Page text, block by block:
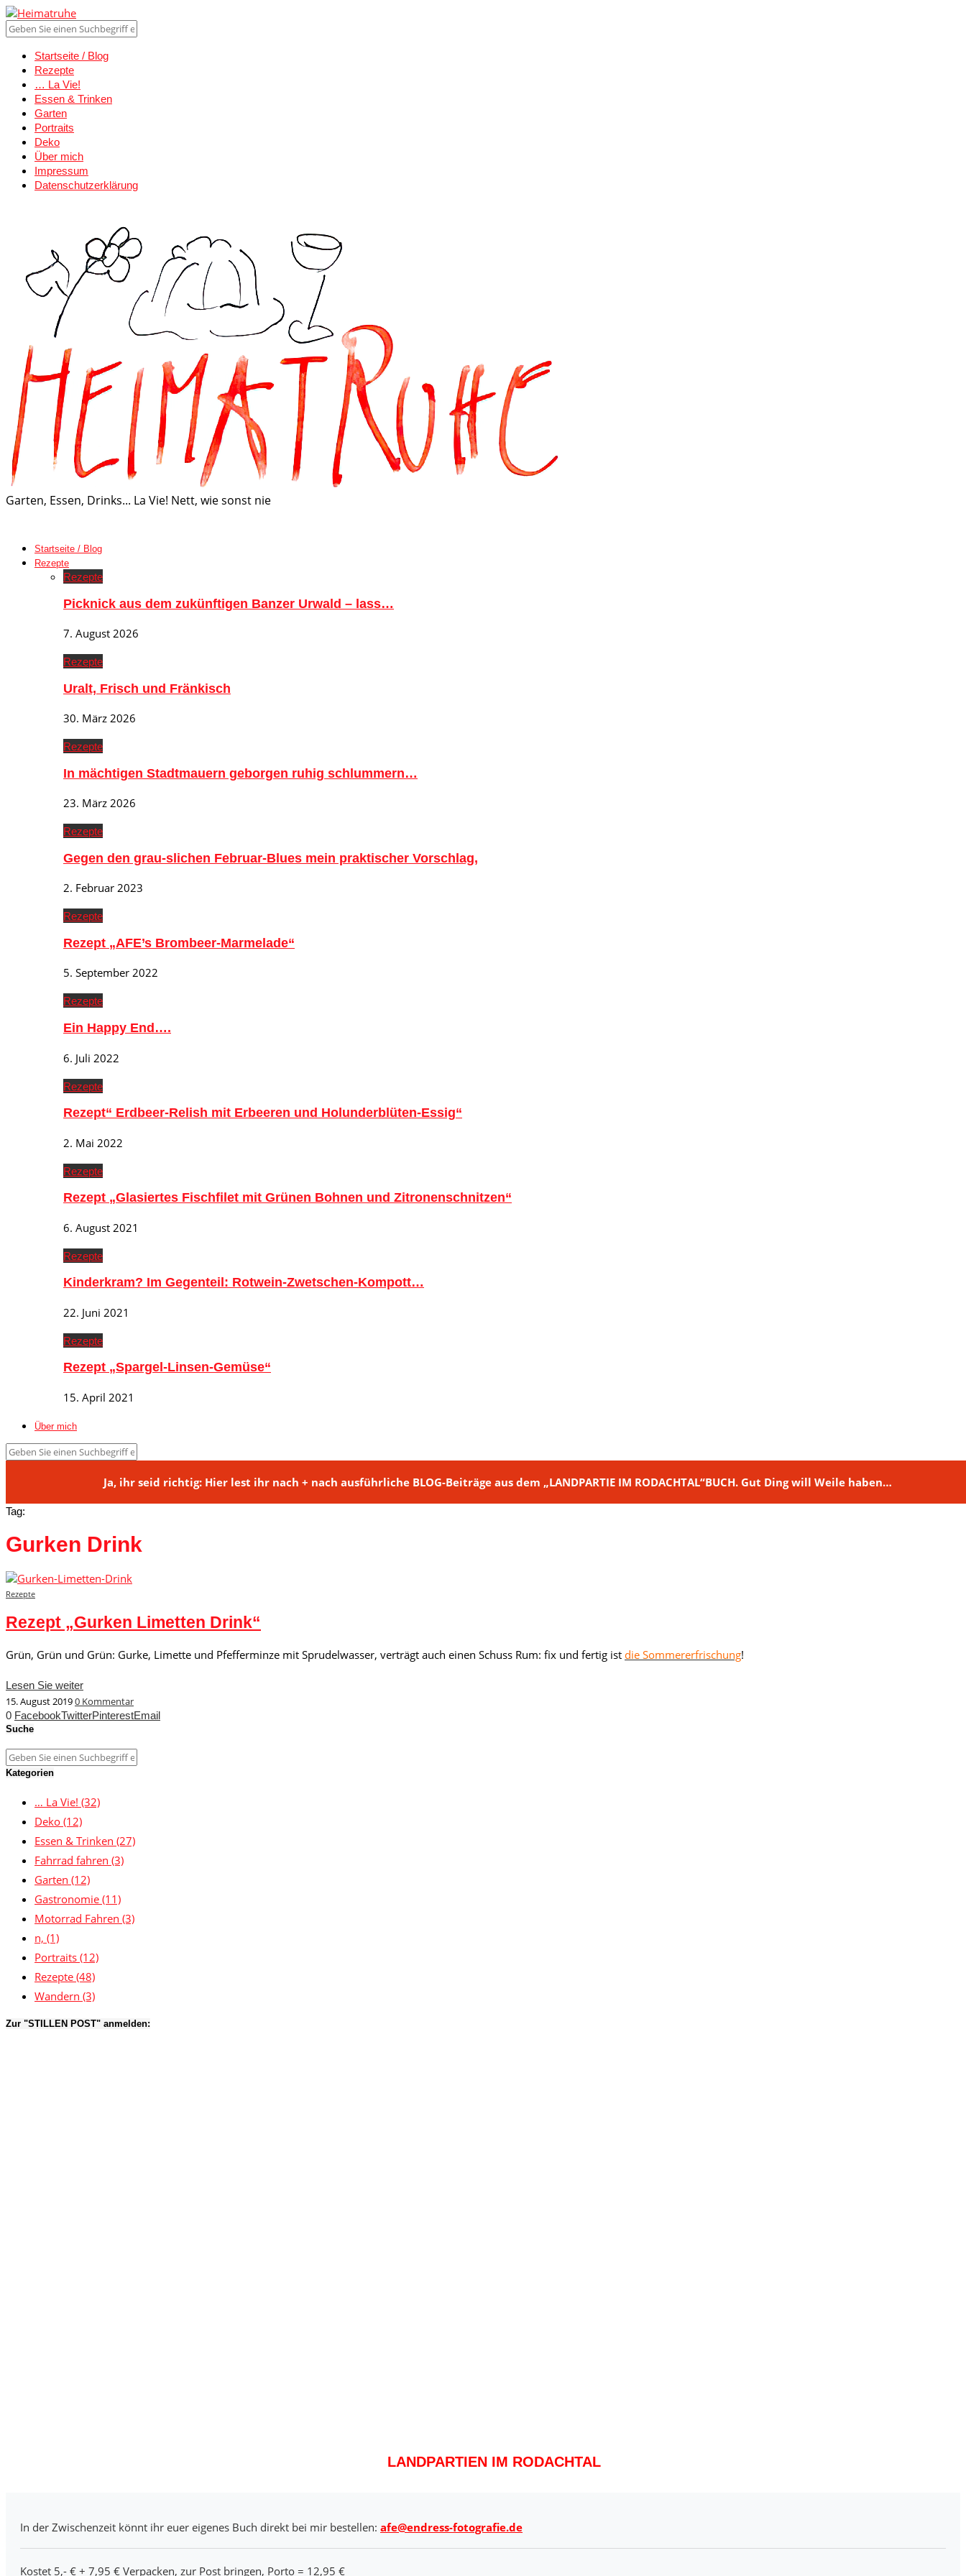
Startseite / Blog
Rezepte
… La Vie!
Essen & Trinken
Garten
Portraits
Deko
Über mich
Impressum
Datenschutzerklärung
Garten, Essen, Drinks... La Vie! Nett, wie sonst nie
Startseite / Blog
Rezepte
Rezepte
Picknick aus dem zukünftigen Banzer Urwald – lass…
7. August 2026
Rezepte
Uralt, Frisch und Fränkisch
30. März 2026
Rezepte
In mächtigen Stadtmauern geborgen ruhig schlummern…
23. März 2026
Rezepte
Gegen den grau-slichen Februar-Blues mein praktischer Vorschlag,
2. Februar 2023
Rezepte
Rezept „AFE’s Brombeer-Marmelade“
5. September 2022
Rezepte
Ein Happy End….
6. Juli 2022
Rezepte
Rezept“ Erdbeer-Relish mit Erbeeren und Holunderblüten-Essig“
2. Mai 2022
Rezepte
Rezept „Glasiertes Fischfilet mit Grünen Bohnen und Zitronenschnitzen“
6. August 2021
Rezepte
Kinderkram? Im Gegenteil: Rotwein-Zwetschen-Kompott…
22. Juni 2021
Rezepte
Rezept „Spargel-Linsen-Gemüse“
15. April 2021
Über mich
Ja, ihr seid richtig: Hier lest ihr nach + nach ausführliche BLOG-Beiträge aus dem „LANDPARTIE IM RODACHTAL“BUCH. Gut Ding will Weile haben…
Tag:
Gurken Drink
Rezepte
Rezept „Gurken Limetten Drink“
Grün, Grün und Grün: Gurke, Limette und Pfefferminze mit Sprudelwasser, verträgt auch einen Schuss Rum: fix und fertig ist die Sommererfrischung!
Lesen Sie weiter
15. August 20190 Kommentar
0 FacebookTwitterPinterestEmail
Suche
Kategorien
… La Vie! (32)
Deko (12)
Essen & Trinken (27)
Fahrrad fahren (3)
Garten (12)
Gastronomie (11)
Motorrad Fahren (3)
n, (1)
Portraits (12)
Rezepte (48)
Wandern (3)
Zur "STILLEN POST" anmelden:
LANDPARTIEN IM RODACHTAL
In der Zwischenzeit könnt ihr euer eigenes Buch direkt bei mir bestellen: afe@endress-fotografie.de
Kostet 5,- € + 7,95 € Verpacken, zur Post bringen, Porto = 12,95 €